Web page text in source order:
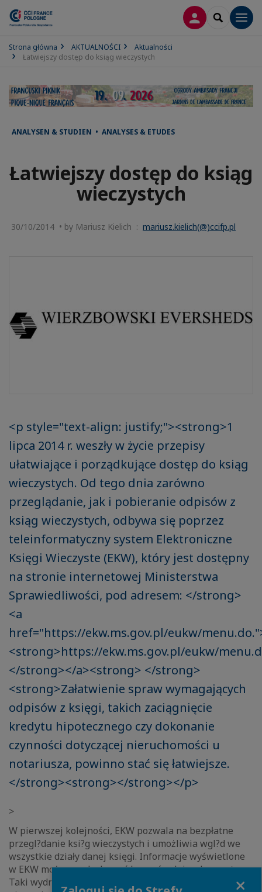
LOGOWANIE
SEARCH
Strona główna AKTUALNOŚCI
Aktualności
Łatwiejszy dostęp do ksiąg wieczystych
ANALYSEN & STUDIEN • ANALYSES & ETUDES
Łatwiejszy dostęp do ksiąg
wieczystych
30/10/2014 • by Mariusz Kielich : mariusz.kielich(@)ccifp.pl
<p style="text-align: justify;"><strong>1
lipca 2014 r. weszły w życie przepisy
ułatwiające i porządkujące dostęp do ksiąg
wieczystych. Od tego dnia zarówno
przeglądanie, jak i pobieranie odpisów z
ksiąg wieczystych, odbywa się poprzez
teleinformatyczny system Elektroniczne
Księgi Wieczyste (EKW), który jest dostępny
na stronie internetowej Ministerstwa
Sprawiedliwości, pod adresem: </strong>
<a
href="https://ekw.ms.gov.pl/eukw/
<strong>https://ekw.ms.gov.pl/eukw/
</strong></a><strong> </strong>
<strong>Załatwienie spraw wymagających
odpisów z księgi, takich zaciągnięcie
kredytu hipotecznego czy dokonanie
czynności dotyczącej nieruchomości u
notariusza, powinno stać się łatwiejsze.
</strong><strong></strong></p>
>
W pierwszej kolejności, EKW pozwala na bezpłatne
przegl?danie ksi?g wieczystych i umożliwia wgl?d we
wszystkie działy danej księgi. Informacje wyświetlone
w EKW można wydrukować bezpośrednio z komputera.
Taki wydruk ma jednak jedynie wartość informacyjn?,